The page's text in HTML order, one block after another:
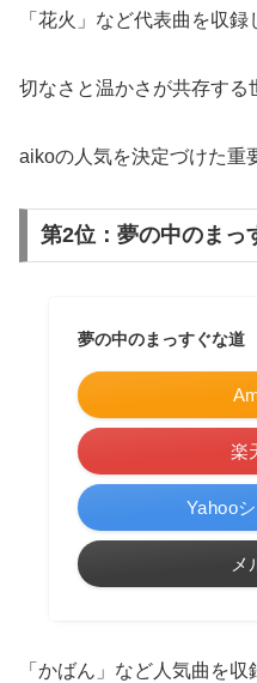
「花火」など代表曲を収録
切なさと温かさが共存する
aikoの人気を決定づけた重
第2位：夢の中のまっ
夢の中のまっすぐな道
楽
Yahoo
メ
「かばん」など人気曲を